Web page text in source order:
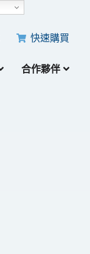
快速購買
合作夥伴